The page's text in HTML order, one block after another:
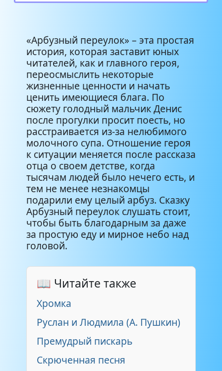
«Арбузный переулок» – эта простая
история, которая заставит юных
читателей, как и главного героя,
переосмыслить некоторые
жизненные ценности и начать
ценить имеющиеся блага. По
сюжету голодный мальчик Денис
после прогулки просит поесть, но
расстраивается из-за нелюбимого
молочного супа. Отношение героя
к ситуации меняется после рассказа
отца о своем детстве, когда
тысячам людей было нечего есть, и
тем не менее незнакомцы
подарили ему целый арбуз. Сказку
Арбузный переулок слушать стоит,
чтобы быть благодарным за даже
за простую еду и мирное небо над
головой.
📖 Читайте также
Хромка
Руслан и Людмила (А. Пушкин)
Премудрый пискарь
Скрюченная песня